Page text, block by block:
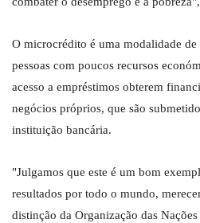
O microcrédito é uma modalidade
pessoas com poucos recursos
acesso a empréstimos obterem
negócios próprios, que são
instituição bancária.
"Julgamos que este é um bom
resultados por todo o mundo,
distinção da Organização das